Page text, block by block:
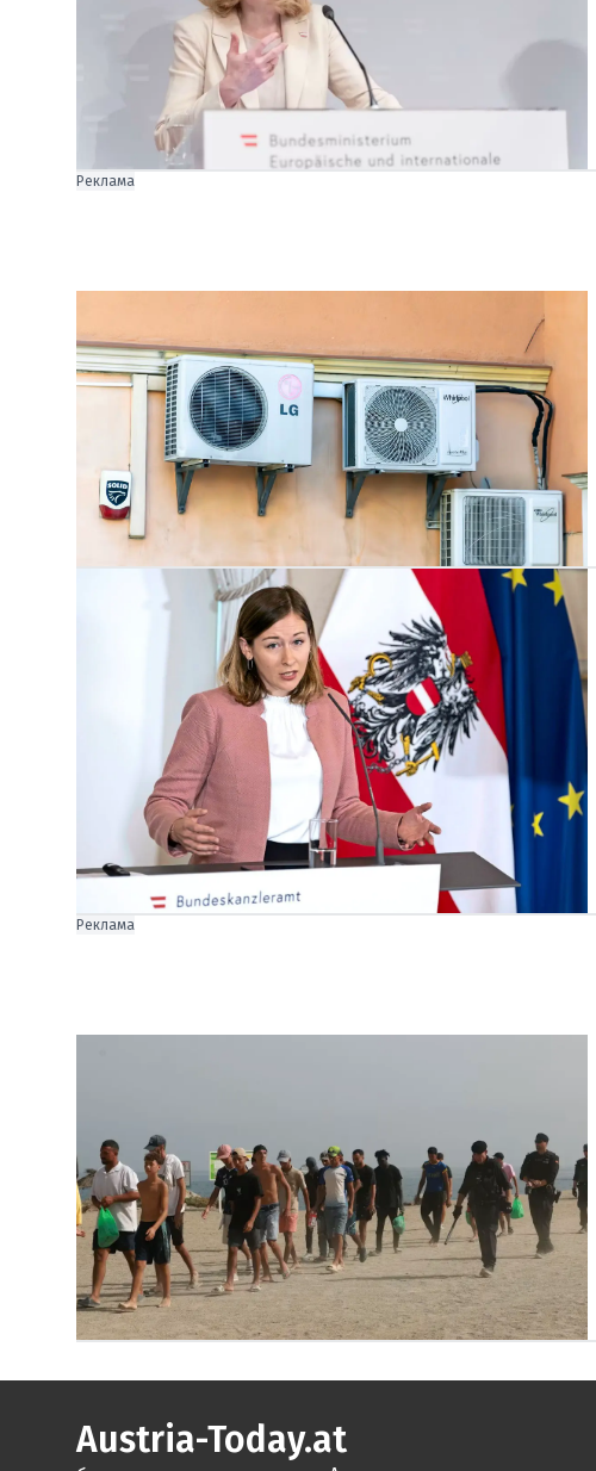
Реклама
Реклама
Austria-Today.at